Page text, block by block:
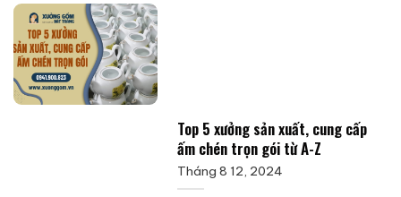
Top 5 xưởng sản xuất, cung cấp
ấm chén trọn gói từ A-Z
Tháng 8 12, 2024